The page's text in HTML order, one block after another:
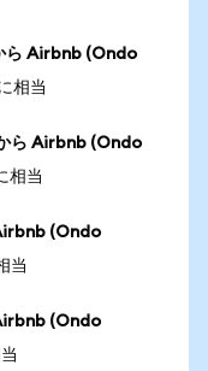
ら Airbnb (Ondo
相当
ら Airbnb (Ondo
相当
(Ondo
当
(Ondo